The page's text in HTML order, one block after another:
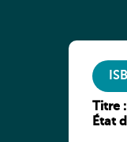
Titre :
État